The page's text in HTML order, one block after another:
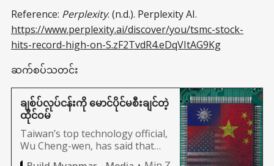
Reference: Perplexity. (n.d.). Perplexity AI.
https://www.perplexity.ai/discover/you/tsmc-stock-
hits-record-high-on-S.zF2TvdR4.eDqVItAG9Kg
ဆက်စပ်သတင်း
ချစ်ပ်လုပ်ငန်းကို မောင်ပိုင်မစီးချင်တဲ့
ထိုင်ဝမ်
Taiwan’s top technology official,
Wu Cheng-wen, has said that
there is no need for a single